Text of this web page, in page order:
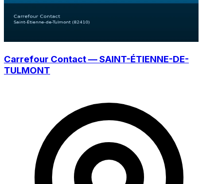
Carrefour Contact — SAINT-ÉTIENNE-DE-
TULMONT